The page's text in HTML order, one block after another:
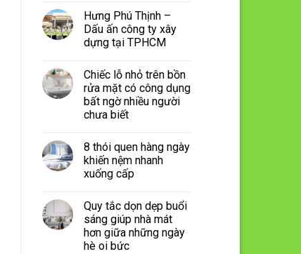
Hưng Phú Thịnh –
Dấu ấn công ty xây
dựng tại TPHCM
Chiếc lỗ nhỏ trên bồn
rửa mặt có công dụng
bất ngờ nhiều người
chưa biết
8 thói quen hàng ngày
khiến nệm nhanh
xuống cấp
Quy tắc dọn dẹp buổi
sáng giúp nhà mát
hơn giữa những ngày
hè oi bức